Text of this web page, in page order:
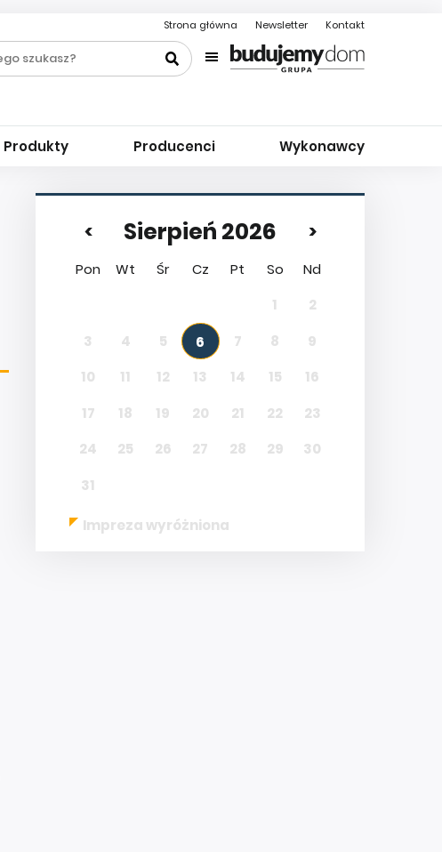
Strona główna Newsletter Kontakt
Produkty Producenci Wykonawcy
< Sierpień 2026 >
Pon Wt Śr Cz Pt So
Nd
1
2
3
4 5 6 7 8
9
10
11 12 13 14 15
16
17
18 19 20 21 22
23
24
25 26 27 28 29
30
31
Impreza wyróżniona